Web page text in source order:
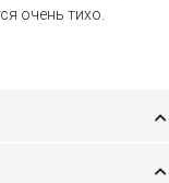
очень тихо.